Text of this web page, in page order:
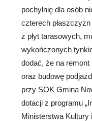
pochylnię dla osób
czterech
z płyt tarasowych,
wykończonych
dodać, że na
oraz budowę
przy SOK Gmina
dotacji z programu
Ministerstwa